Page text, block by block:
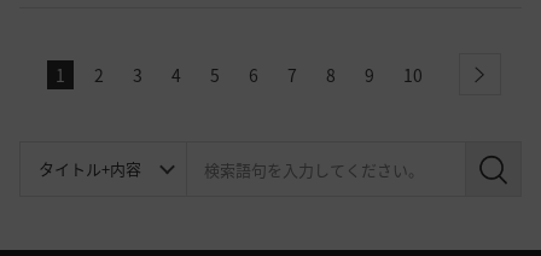
1 2 3 4 5 6 7 8 9 10 next
検